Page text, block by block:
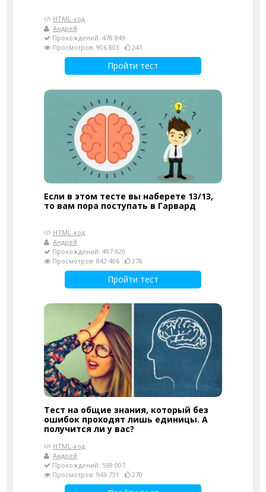
HTML-код
Андрей
Прохождений: 478 849
Просмотров: 906 803
241
Пройти тест
Если в этом тесте вы наберете 13/13,
то вам пора поступать в Гарвард
HTML-код
Андрей
Прохождений: 497 920
Просмотров: 842 406
278
Пройти тест
Тест на общие знания, который без
ошибок проходят лишь единицы. А
получится ли у вас?
HTML-код
Андрей
Прохождений: 559 007
Просмотров: 943 731
270